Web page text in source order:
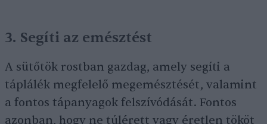
3. Segíti az emésztést
A sütőtök rostban gazdag, amely segíti a
táplálék megfelelő megemésztését, valamint
a fontos tápanyagok felszívódását. Fontos
azonban, hogy ne túlérett vagy éretlen tököt